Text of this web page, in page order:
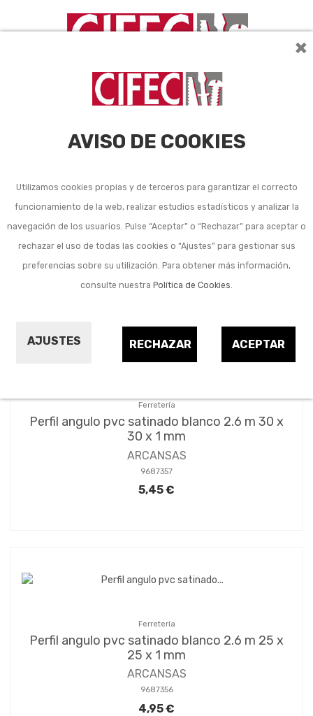
×
AVISO DE COOKIES
Utilizamos cookies propias y de terceros para garantizar el correcto
funcionamiento de la web, realizar estudios estadísticos y analizar la
navegación de los usuarios. Pulse “Aceptar” o “Rechazar” para aceptar o
rechazar el uso de todas las cookies o “Ajustes” para gestionar sus
preferencias sobre su utilización. Para obtener más información,
consulte nuestra Política de Cookies.
AJUSTES ACEPTAR
RECHAZAR
Perfiles de PVC y otros
plásticos
Ordenar por:
Ferretería
Perfil angulo pvc satinado blanco 2.6 m 30 x
30 x 1 mm
ARCANSAS
9687357
5,45 €
Ferretería
Perfil angulo pvc satinado blanco 2.6 m 25 x
25 x 1 mm
ARCANSAS
9687356
4,95 €